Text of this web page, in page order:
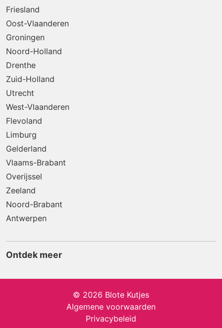
Friesland
Oost-Vlaanderen
Groningen
Noord-Holland
Drenthe
Zuid-Holland
Utrecht
West-Vlaanderen
Flevoland
Limburg
Gelderland
Vlaams-Brabant
Overijssel
Zeeland
Noord-Brabant
Antwerpen
Ontdek meer
© 2026 Blote Kutjes
Algemene voorwaarden
Privacybeleid